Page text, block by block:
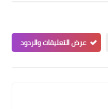
عرض التعليقات والردود